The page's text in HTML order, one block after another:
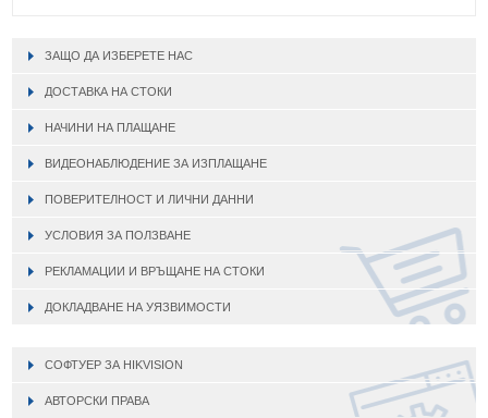
ЗАЩО ДА ИЗБЕРЕТЕ НАС
ДОСТАВКА НА СТОКИ
НАЧИНИ НА ПЛАЩАНЕ
ВИДЕОНАБЛЮДЕНИЕ ЗА ИЗПЛАЩАНЕ
ПОВЕРИТЕЛНОСТ И ЛИЧНИ ДАННИ
УСЛОВИЯ ЗА ПОЛЗВАНЕ
РЕКЛАМАЦИИ И ВРЪЩАНЕ НА СТОКИ
ДОКЛАДВАНЕ НА УЯЗВИМОСТИ
СОФТУЕР ЗА HIKVISION
АВТОРСКИ ПРАВА